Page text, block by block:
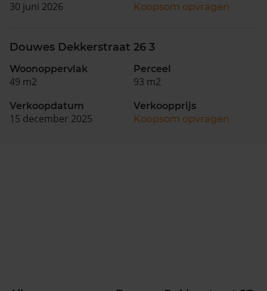
30 juni 2026
Koopsom opvragen
Douwes Dekkerstraat 26 3
Woonoppervlak
49 m2
Perceel
93 m2
Verkoopdatum
15 december 2025
Verkoopprijs
Koopsom opvragen